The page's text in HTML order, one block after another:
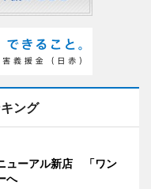
ング
ューアル新店 「ワン
へ